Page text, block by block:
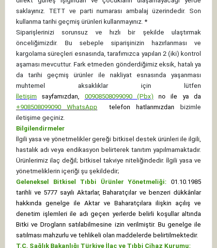
saklayınız. TETT ve parti numarası ambalaj üzerindedir. Son
kullanma tarihi geçmiş ürünleri kullanmayınız. *
Siparişlerinizi sorunsuz ve hızlı bir şekilde ulaştırmak
önceliğimizdir. Bu sebeple siparişinizin hazırlanması ve
kargolama süreçleri esnasında, tarafımızca yapılan 2 (iki) kontrol
aşaması mevcuttur. Fark etmeden gönderdiğimiz eksik, hatalı ya
da tarihi geçmiş ürünler ile nakliyat esnasında yaşanması
muhtemel aksaklıklar için lütfen
İletişim
sayfamızdan, 00908508099090 (Pbx) no ile ya da
+908508099090 WhatsApp telefon hatlarımızdan bizimle
iletişime geçiniz.
Bilgilendirmeler
İlgili yasa ve yönetmelikler gereği bitkisel destek ürünleri ile ilgili,
hastalık adı veya endikasyon belirterek tanıtım yapılmamaktadır.
Ürünlerimiz ilaç değil; bitkisel takviye niteliğindedir. İlgili yasa ve
yönetmeliklerin içeriği şu şekildedir;
Geleneksel Bitkisel Tıbbi Ürünler Yönetmeliği: 01.10.1985
tarihli ve 5777 sayılı Aktarlar, Baharatçılar ve benzeri dükkânlar
hakkında genelge ile Aktar ve Baharatçılara ilişkin açılış ve
denetim işlemleri ile adı geçen yerlerde belirli koşullar altında
Bitki ve Drogların satılabilmesine izin verilmiştir. Bu genelge ile
satılması mahzurlu ve tehlikeli olan maddelerde belirtilmektedir.
T.C. Sağlık Bakanlığı Türkiye İlaç ve Tıbbi Cihaz Kurumu: